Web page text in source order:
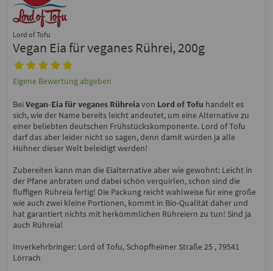
Lord of Tofu
Vegan Eia für veganes Rührei, 200g
Eigene Bewertung abgeben
BeiVegan-Eia für veganes Rühreiavon Lord of Tofu handelt es
sich, wie der Name bereits leicht andeutet, um eine Alternative zu
einer beliebten deutschen Frühstückskomponente. Lord of Tofu
darf das aber leider nicht so sagen, denn damit würden ja alle
Hühner dieser Welt beleidigt werden!
Zubereiten kann man die Eialternative aber wie gewohnt: Leicht in
der Pfane anbraten und dabei schön verquirlen, schon sind die
fluffigen Rühreia fertig! Die Packung reicht wahlweise für eine große
wie auch zwei kleine Portionen, kommt in Bio-Qualität daher und
hat garantiert nichts mit herkömmlichen Rühreiern zu tun! Sind ja
auch Rühreia!
Inverkehrbringer: Lord of Tofu, Schopfheimer Straße 25 , 79541
Lörrach